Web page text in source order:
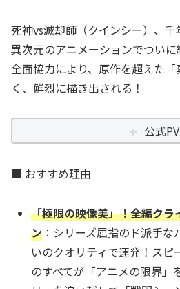
死神vs滅却師（クインシー）、千
異次元のアニメーションでつい
全面協力により、原作を超えた
く、鮮烈に描き出される！
公式PV
■ おすすめ理由
「極限の映像美」！全編クラ
ン ：シリーズ屈指のド派手
いのクオリティで連発！スピ
のすべてが「アニメの限界」